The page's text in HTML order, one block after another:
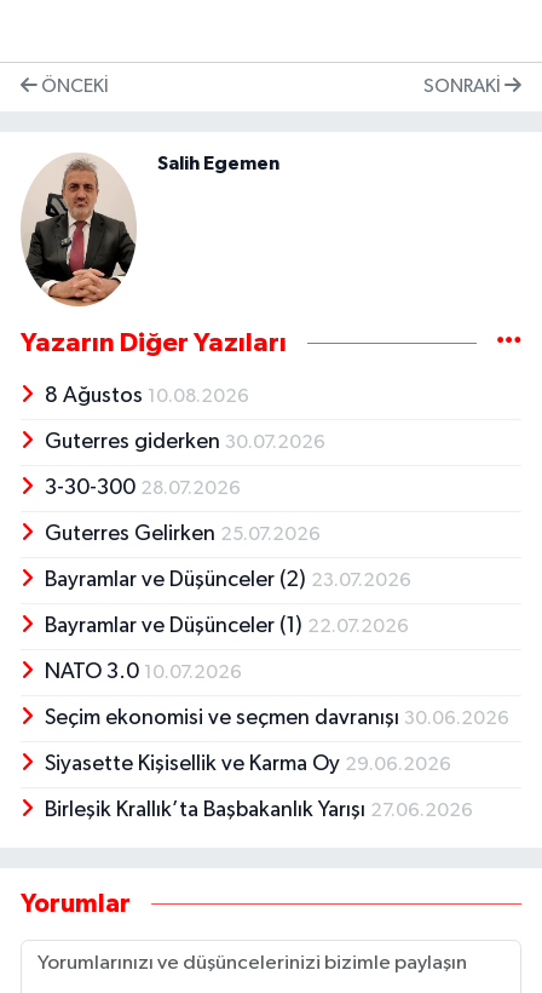
ÖNCEKI SONRAKI
Salih Egemen
Yazarın Diğer Yazıları
8 Ağustos 10.08.2026
Guterres giderken 30.07.2026
3-30-300 28.07.2026
Guterres Gelirken 25.07.2026
Bayramlar ve Düşünceler (2) 23.07.2026
Bayramlar ve Düşünceler (1) 22.07.2026
NATO 3.0 10.07.2026
Seçim ekonomisi ve seçmen davranışı 30.06.2026
Siyasette Kişisellik ve Karma Oy 29.06.2026
Birleşik Krallık’ta Başbakanlık Yarışı 27.06.2026
Yorumlar